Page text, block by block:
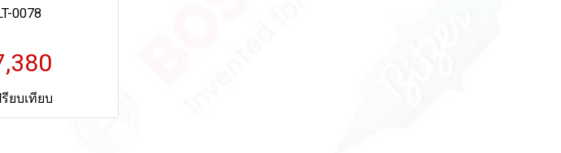
0078
รียบเทียบ